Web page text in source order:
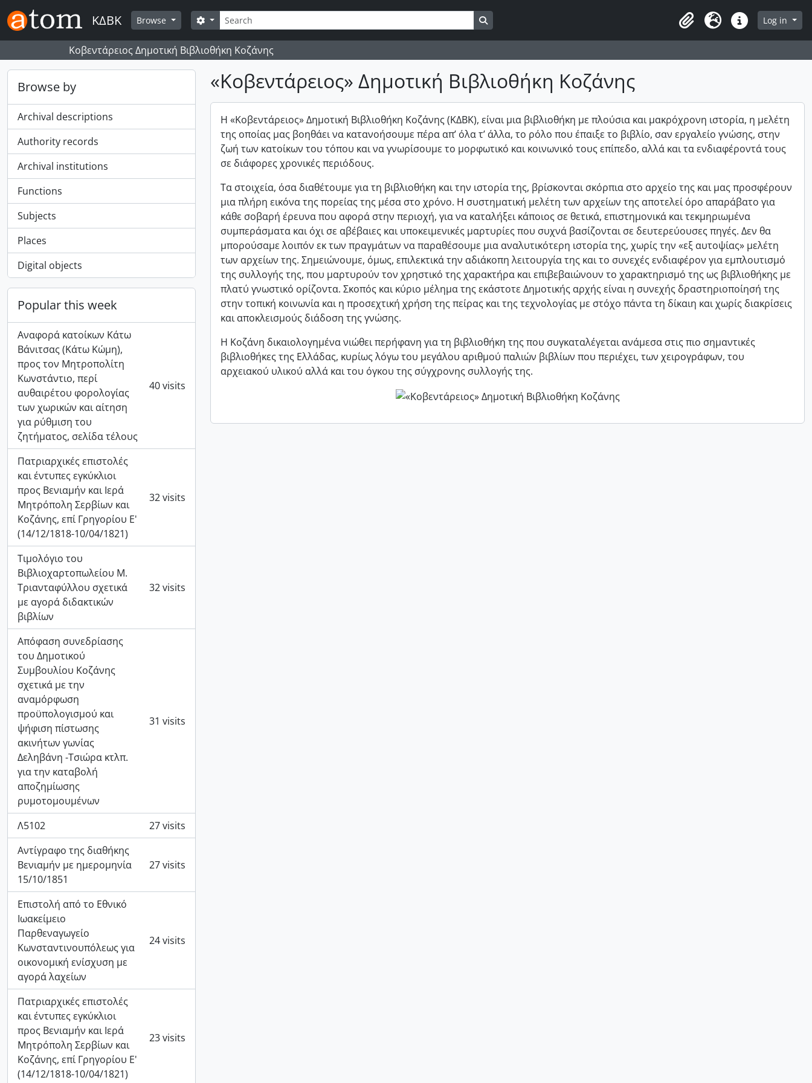
Skip to main content
ΚΔΒΚ Browse Search
Search options
ClipboardLanguageQuick linksLog in
Κοβεντάρειος Δημοτική Βιβλιοθήκη Κοζάνης
Browse by
Archival descriptions
Authority records
Archival institutions
Functions
Subjects
Places
Digital objects
Popular this week
Αναφορά κατοίκων Κάτω
Βάνιτσας (Κάτω Κώμη),
προς τον Μητροπολίτη
Κωνστάντιο, περί
αυθαιρέτου φορολογίας
των χωρικών και αίτηση
για ρύθμιση του
ζητήματος, σελίδα τέλους
40 visits
Πατριαρχικές επιστολές
και έντυπες εγκύκλιοι
προς Βενιαμήν και Ιερά
Μητρόπολη Σερβίων και
Κοζάνης, επί Γρηγορίου Ε'
(14/12/1818-10/04/1821)
32 visits
Τιμολόγιο του
Βιβλιοχαρτοπωλείου Μ.
Τριανταφύλλου σχετικά
με αγορά διδακτικών
βιβλίων
32 visits
Απόφαση συνεδρίασης
του Δημοτικού
Συμβουλίου Κοζάνης
σχετικά με την
αναμόρφωση
προϋπολογισμού και
ψήφιση πίστωσης
ακινήτων γωνίας
Δεληβάνη -Τσιώρα κτλπ.
για την καταβολή
αποζημίωσης
ρυμοτομουμένων
31 visits
Λ5102
27 visits
Αντίγραφο της διαθήκης
Βενιαμήν με ημερομηνία
15/10/1851
27 visits
Επιστολή από το Εθνικό
Ιωακείμειο
Παρθεναγωγείο
Κωνσταντινουπόλεως για
οικονομική ενίσχυση με
αγορά λαχείων
24 visits
Πατριαρχικές επιστολές
και έντυπες εγκύκλιοι
προς Βενιαμήν και Ιερά
Μητρόπολη Σερβίων και
Κοζάνης, επί Γρηγορίου Ε'
(14/12/1818-10/04/1821)
23 visits
«Κοβεντάρειος» Δημοτική Βιβλιοθήκη Κοζάνης
Η «Κοβεντάρειος» Δημοτική Βιβλιοθήκη Κοζάνης (ΚΔΒΚ), είναι μια βιβλιοθήκη με πλούσια και μακρόχρονη ιστορία, η μελέτη
της οποίας μας βοηθάει να κατανοήσουμε πέρα απ’ όλα τ’ άλλα, το ρόλο που έπαιξε το βιβλίο, σαν εργαλείο γνώσης, στην
ζωή των κατοίκων του τόπου και να γνωρίσουμε το μορφωτικό και κοινωνικό τους επίπεδο, αλλά και τα ενδιαφέροντά τους
σε διάφορες χρονικές περιόδους.
Τα στοιχεία, όσα διαθέτουμε για τη βιβλιοθήκη και την ιστορία της, βρίσκονται σκόρπια στο αρχείο της και μας προσφέρουν
μια πλήρη εικόνα της πορείας της μέσα στο χρόνο. Η συστηματική μελέτη των αρχείων της αποτελεί όρο απαράβατο για
κάθε σοβαρή έρευνα που αφορά στην περιοχή, για να καταλήξει κάποιος σε θετικά, επιστημονικά και τεκμηριωμένα
συμπεράσματα και όχι σε αβέβαιες και υποκειμενικές μαρτυρίες που συχνά βασίζονται σε δευτερεύουσες πηγές. Δεν θα
μπορούσαμε λοιπόν εκ των πραγμάτων να παραθέσουμε μια αναλυτικότερη ιστορία της, χωρίς την «εξ αυτοψίας» μελέτη
των αρχείων της. Σημειώνουμε, όμως, επιλεκτικά την αδιάκοπη λειτουργία της και το συνεχές ενδιαφέρον για εμπλουτισμό
της συλλογής της, που μαρτυρούν τον χρηστικό της χαρακτήρα και επιβεβαιώνουν το χαρακτηρισμό της ως βιβλιοθήκης με
πλατύ γνωστικό ορίζοντα. Σκοπός και κύριο μέλημα της εκάστοτε Δημοτικής αρχής είναι η συνεχής δραστηριοποίησή της
στην τοπική κοινωνία και η προσεχτική χρήση της πείρας και της τεχνολογίας με στόχο πάντα τη δίκαιη και χωρίς διακρίσεις
και αποκλεισμούς διάδοση της γνώσης.
Η Κοζάνη δικαιολογημένα νιώθει περήφανη για τη βιβλιοθήκη της που συγκαταλέγεται ανάμεσα στις πιο σημαντικές
βιβλιοθήκες της Ελλάδας, κυρίως λόγω του μεγάλου αριθμού παλιών βιβλίων που περιέχει, των χειρογράφων, του
αρχειακού υλικού αλλά και του όγκου της σύγχρονης συλλογής της.